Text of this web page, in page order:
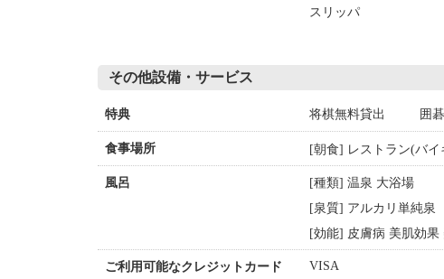
スリッパ
その他設備・サービス
特典 将棋無料貸出 囲
食事場所 [朝食] レストラン(バイ
風呂
[種類] 温泉 大浴場
[泉質] アルカリ単純泉
[効能] 皮膚病 美肌効果
ご利用可能なクレジットカード VISA